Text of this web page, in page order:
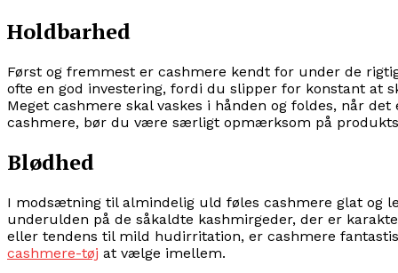
Holdbarhed
Først og fremmest er cashmere kendt for under de
ofte en god investering, fordi du slipper for konstant at
Meget cashmere skal vaskes i hånden og foldes, når
cashmere, bør du være særligt opmærksom på
Blødhed
I modsætning til almindelig uld føles cashmere glat og
underulden på de såkaldte kashmirgeder, der er
eller tendens til mild hudirritation, er cashmere
cashmere-tøj at vælge imellem.